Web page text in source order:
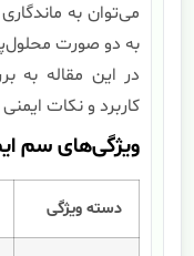
می‌توان به
به دو صورت
در این مقاله به
کاربرد و نکات
ویژگی‌های سم
دسته ویژگی